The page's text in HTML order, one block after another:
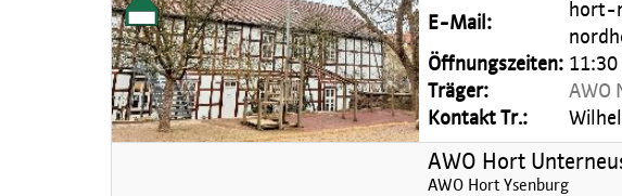
E-Mail:
hort-
Öffnungszeiten:
Träger:
AWO
Kontakt Tr.:
AWO Hort
AWO Hort Ysenburg